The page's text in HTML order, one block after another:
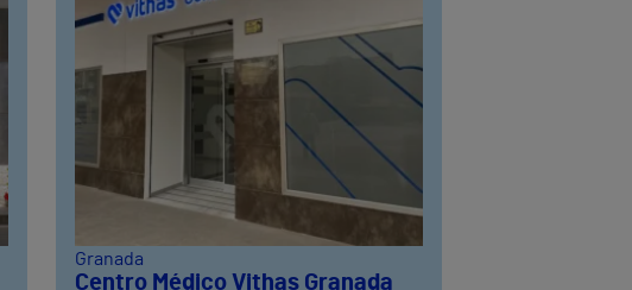
Granada
Centro Médico Vithas Granada